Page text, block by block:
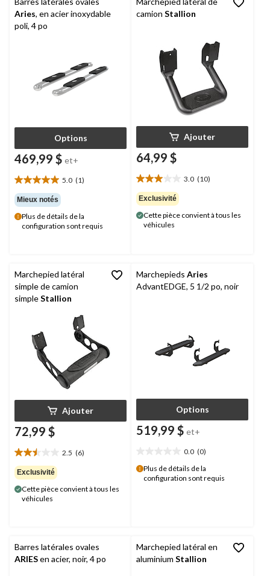
Aries, en acier inoxydable
poli, 4 po
Options
469,99 $ et+
5.0 (1)
5.0
étoile(s)
sur
5.
Mieux notés
Plus de détails de la
configuration sont requis
camion Stallion
Ajouter
64,99 $
3.0 (10)
3.0
étoile(s)
sur
5.
10
Exclusivité
Cette pièce convient à tous les
véhicules
Marchepied latéral
simple de camion
simpleStallion
Ajouter
72,99 $
2.5 (6)
2.5
étoile(s)
sur
5.
Exclusivité
Cette pièce convient à tous les
véhicules
Marchepieds Aries
AdvantEDGE, 5 1/2 po, noir
Options
519,99 $ et+
0.0 (0)
étoile(s)
sur
Plus de détails de la
configuration sont requis
Barres latérales ovales
ARIESen acier, noir, 4 po
Marchepied latéral en
aluminium Stallion